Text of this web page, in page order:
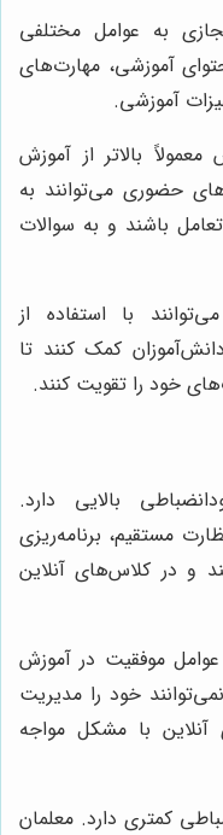
به عوامل مختلفی
آموزشی، مهارت‌های
آموزشی.
بالاتر از آموزش
حضوری می‌توانند به
باشند و به سوالات
با استفاده از
کمک کنند تا
خود را تقویت کنند.
بالایی دارد.
مستقیم، برنامه‌ریزی
و در کلاس‌های آنلاین
موفقیت در آموزش
خود را مدیریت
با مشکل مواجه
کمتری دارد. معلمان